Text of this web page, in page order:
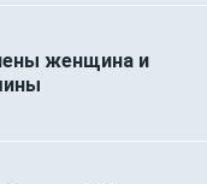
женщина и